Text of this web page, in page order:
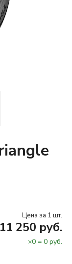
Цена за 1 шт.
11 250 руб.
×0 = 0 руб.